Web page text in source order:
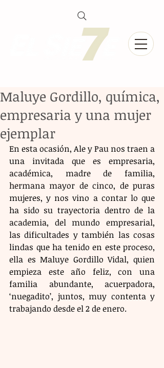
Maluye Gordillo, química,
empresaria y una mujer
ejemplar
En esta ocasión, Ale y Pau nos traen a
una invitada que es empresaria,
académica, madre de familia,
hermana mayor de cinco, de puras
mujeres, y nos vino a contar lo que
ha sido su trayectoria dentro de la
academia, del mundo empresarial,
las dificultades y también las cosas
lindas que ha tenido en este proceso,
ella es Maluye Gordillo Vidal, quien
empieza este año feliz, con una
familia abundante, acuerpadora,
‘nuegadito’, juntos, muy contenta y
trabajando desde el 2 de enero.